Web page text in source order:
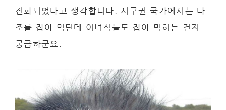
진화되었다고 생각합니다. 서구권 국가에서는 타
조를 잡아 먹던데 이녀석들도 잡아 먹히는 건지
궁금하군요.